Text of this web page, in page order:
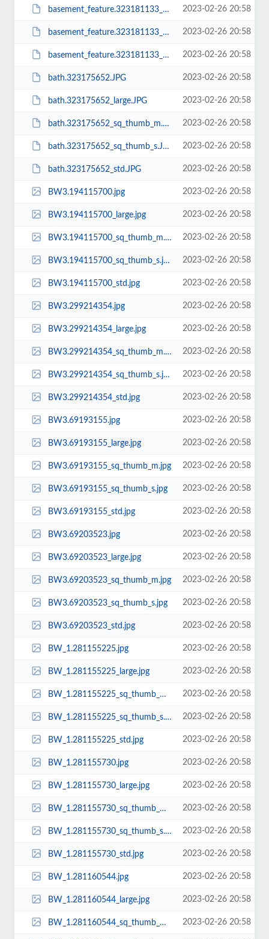
basement_feature.323181133_sq_thumb_m.JPG 2023-02-26 20:58
basement_feature.323181133_sq_thumb_s.JPG 2023-02-26 20:58
basement_feature.323181133_std.JPG 2023-02-26 20:58
bath.323175652.JPG 2023-02-26 20:58
bath.323175652_large.JPG 2023-02-26 20:58
bath.323175652_sq_thumb_m.JPG 2023-02-26 20:58
bath.323175652_sq_thumb_s.JPG 2023-02-26 20:58
bath.323175652_std.JPG 2023-02-26 20:58
BW3.194115700.jpg 2023-02-26 20:58
BW3.194115700_large.jpg 2023-02-26 20:58
BW3.194115700_sq_thumb_m.jpg 2023-02-26 20:58
BW3.194115700_sq_thumb_s.jpg 2023-02-26 20:58
BW3.194115700_std.jpg 2023-02-26 20:58
BW3.299214354.jpg 2023-02-26 20:58
BW3.299214354_large.jpg 2023-02-26 20:58
BW3.299214354_sq_thumb_m.jpg 2023-02-26 20:58
BW3.299214354_sq_thumb_s.jpg 2023-02-26 20:58
BW3.299214354_std.jpg 2023-02-26 20:58
BW3.69193155.jpg 2023-02-26 20:58
BW3.69193155_large.jpg 2023-02-26 20:58
BW3.69193155_sq_thumb_m.jpg 2023-02-26 20:58
BW3.69193155_sq_thumb_s.jpg 2023-02-26 20:58
BW3.69193155_std.jpg 2023-02-26 20:58
BW3.69203523.jpg 2023-02-26 20:58
BW3.69203523_large.jpg 2023-02-26 20:58
BW3.69203523_sq_thumb_m.jpg 2023-02-26 20:58
BW3.69203523_sq_thumb_s.jpg 2023-02-26 20:58
BW3.69203523_std.jpg 2023-02-26 20:58
BW_1.281155225.jpg 2023-02-26 20:58
BW_1.281155225_large.jpg 2023-02-26 20:58
BW_1.281155225_sq_thumb_m.jpg 2023-02-26 20:58
BW_1.281155225_sq_thumb_s.jpg 2023-02-26 20:58
BW_1.281155225_std.jpg 2023-02-26 20:58
BW_1.281155730.jpg 2023-02-26 20:58
BW_1.281155730_large.jpg 2023-02-26 20:58
BW_1.281155730_sq_thumb_m.jpg 2023-02-26 20:58
BW_1.281155730_sq_thumb_s.jpg 2023-02-26 20:58
BW_1.281155730_std.jpg 2023-02-26 20:58
BW_1.281160544.jpg 2023-02-26 20:58
BW_1.281160544_large.jpg 2023-02-26 20:58
BW_1.281160544_sq_thumb_m.jpg 2023-02-26 20:58